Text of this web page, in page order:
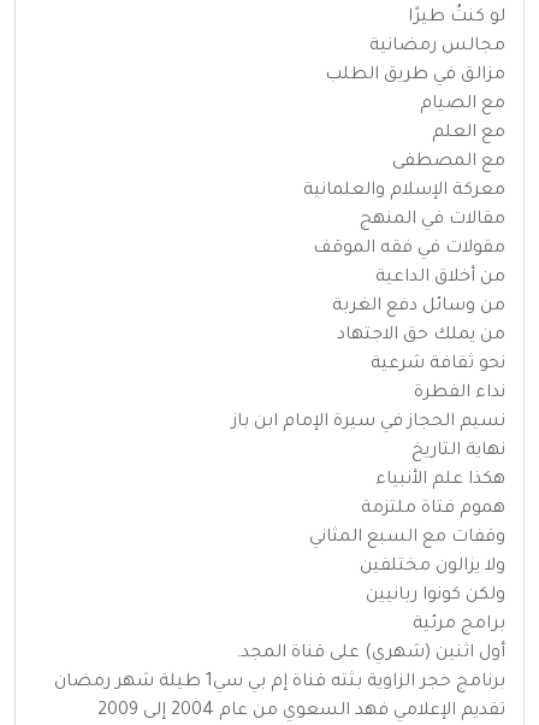
لو كنتُ طيرًا
مجالس رمضانية
مزالق في طريق الطلب
مع الصيام
مع العلم
مع المصطفى
معركة الإسلام والعلمانية
مقالات في المنهج
مقولات في فقه الموقف
من أخلاق الداعية
من وسائل دفع الغربة
من يملك حق الاجتهاد
نحو ثقافة شرعية
نداء الفطرة
نسيم الحجاز في سيرة الإمام ابن باز
نهاية التاريخ
هكذا علم الأنبياء
هموم فتاة ملتزمة
وقفات مع السبع المثاني
ولا يزالون مختلفين
ولكن كونوا ربانيين
برامج مرئية
أول اثنين (شهري) على قناة المجد.
برنامج حجر الزاوية بثته قناة إم بي سي1 طيلة شهر رمضان
تقديم الإعلامي فهد السعوي من عام 2004 إلى 2009